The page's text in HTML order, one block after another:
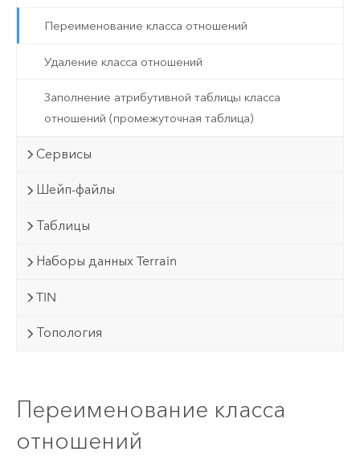
Переименование класса отношений
Удаление класса отношений
Заполнение атрибутивной таблицы класса
отношений (промежуточная таблица)
Сервисы
Шейп-файлы
Таблицы
Наборы данных Terrain
TIN
Топология
Переименование класса
отношений